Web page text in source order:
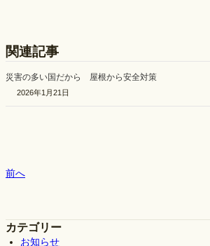
関連記事
災害の多い国だから 屋根から安全対策
2026年1月21日
前へ
カテゴリー
お知らせ